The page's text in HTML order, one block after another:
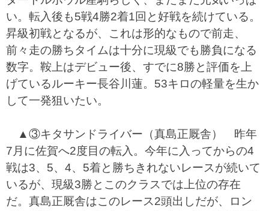
い。転入後も5戦4勝2着1回と好戦を続けている。
昇級初戦となるが、これは形的なもので前走、
前々走の勝ちタイムは十分に現級でも勝負になる
数字。鞍上はデビュー後、すでに8勝と評価を上
げているルーキー長谷川蓮。53キロの軽量を生か
して一発狙いたい。
▲③キタサンドライバー（真島正厩舎） 昨年
7月に佐賀へ2度目の転入。今年に入ってからの4
戦は3、5、4、5着と勝ちきれないレースが続いて
いるが、現級3勝とこのクラスでは上位の存在
だ。真島正厩舎はこのレース2頭出しだが、ロン